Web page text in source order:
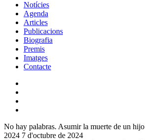
Notícies
Agenda
Articles
Publicacions
Biografia
Premis
Imatges
Contacte
No hay palabras. Asumir la muerte de un hijo
2024 7 d'octubre de 2024